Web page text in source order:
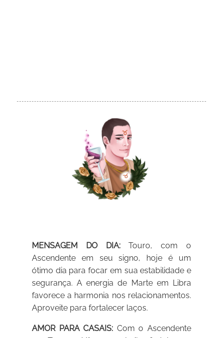
MENSAGEM DO DIA:Touro, com o
Ascendente em seu signo, hoje é um
ótimo dia para focar em sua estabilidade e
segurança. A energia de Marte em Libra
favorece a harmonia nos relacionamentos.
Aproveite para fortalecer laços.
AMOR PARA CASAIS: Com o Ascendente